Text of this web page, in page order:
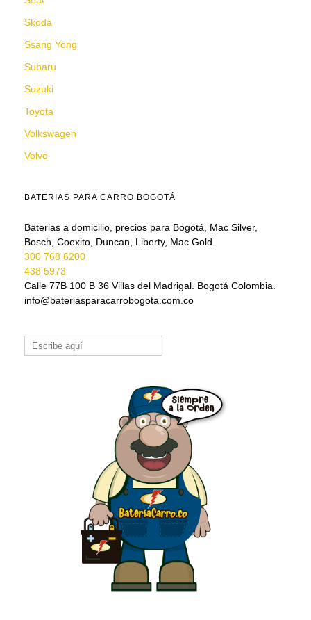
Skoda
Ssang Yong
Subaru
Suzuki
Toyota
Volkswagen
Volvo
BATERIAS PARA CARRO BOGOTÁ
Baterias a domicilio, precios para Bogotá, Mac Silver,
Bosch, Coexito, Duncan, Liberty, Mac Gold.
300 768 6200
438 5973
Calle 77B 100 B 36 Villas del Madrigal. Bogotá Colombia.
info@bateriasparacarrobogota.com.co
Buscar: